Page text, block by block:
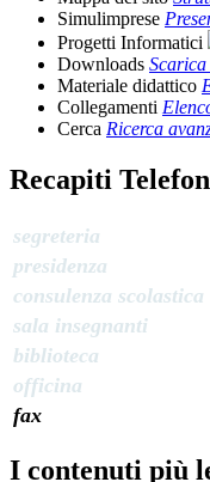
Simulimprese
Progetti Informatici
Downloads
Materiale didattico
Collegamenti
Cerca Ricerca
Recapiti
segreteria
presidenza
consulenza scolastica
sala insegnanti
biblioteca
officina
fax
I contenuti più